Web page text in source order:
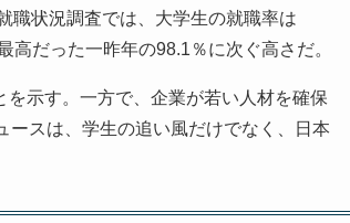
職状況調査では、大学生の就職率は
だった一昨年の98.1％に次ぐ高さだ。
示す。一方で、企業が若い人材を確保
ースは、学生の追い風だけでなく、日本